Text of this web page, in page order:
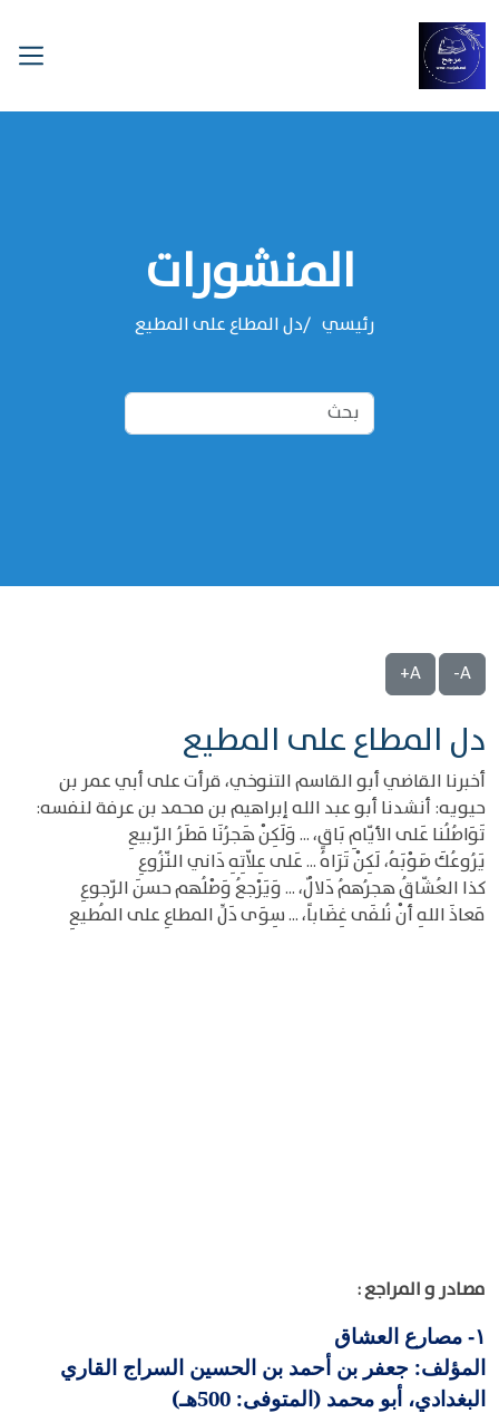
المنشورات
رئيسي دل المطاع على المطيع
A-
A+
دل المطاع على المطيع
أخبرنا القاضي أبو القاسم التنوخي، قرأت على أبي عمر بن
حيويه: أنشدنا أبو عبد الله إبراهيم بن محمد بن عرفة لنفسه:
تَوَاصُلُنا عَلى الأيّامِ بَاقٍ، ... وَلَكِنْ هَجرُنَا مَطَرُ الرّبيعِ
يَرُوعُكَ صَوْبَهُ، لَكِنْ تَرَاهُ ... عَلى عِلاّتِهِ دَاني النّزُوعِ
كذا العُشّاقُ هجرُهمُ دَلالٌ، ... وَيَرْجعُ وَصْلُهم حسنَ الرّجوعِ
مَعاذَ اللهِ أنْ نُلفَى غِضَاباً، ... سِوَى دَلِّ المطاعِ على المُطيعِ
مصادر و المراجع :
١-
مصارع العشاق
المؤلف: جعفر بن أحمد بن الحسين السراج القاري
البغدادي، أبو محمد (المتوفى: 500هـ)